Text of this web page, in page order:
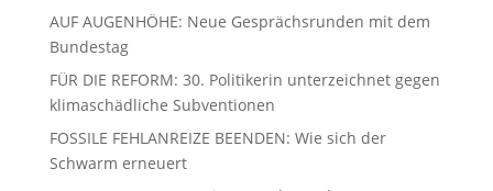
AUF AUGENHÖHE: Neue Gesprächsrunden mit dem
Bundestag
FÜR DIE REFORM: 30. Politikerin unterzeichnet gegen
klimaschädliche Subventionen
FOSSILE FEHLANREIZE BEENDEN: Wie sich der
Schwarm erneuert